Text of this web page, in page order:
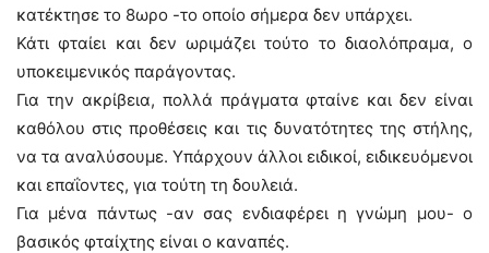
κατέκτησε το 8ωρο -το οποίο σήμερα δεν υπάρχει.
Κάτι φταίει και δεν ωριμάζει τούτο το διαολόπραμα, ο
υποκειμενικός παράγοντας.
Για την ακρίβεια, πολλά πράγματα φταίνε και δεν είναι
καθόλου στις προθέσεις και τις δυνατότητες της στήλης,
να τα αναλύσουμε. Υπάρχουν άλλοι ειδικοί, ειδικευόμενοι
και επαΐοντες, για τούτη τη δουλειά.
Για μένα πάντως -αν σας ενδιαφέρει η γνώμη μου- ο
βασικός φταίχτης είναι ο καναπές.